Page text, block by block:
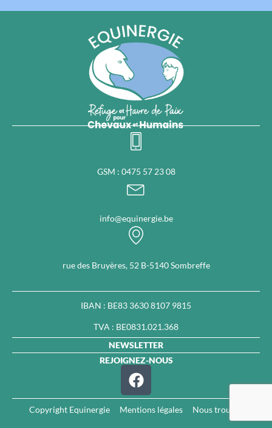
GSM : 0475 57 23 08
info@equinergie.be
rue des Bruyères, 52 B-5140 Sombreffe
IBAN : BE83 3630 8107 9815
TVA : BE0831.021.368
NEWSLETTER
REJOIGNEZ-NOUS
Copyright Equinergie Mentions légales Nous trouver